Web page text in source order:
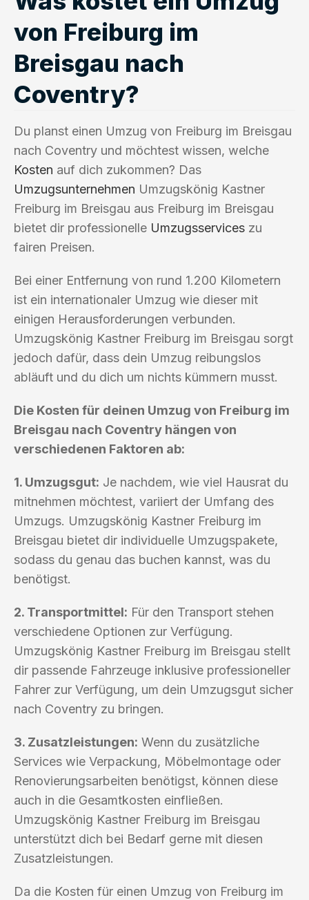
von Freiburg im
Breisgau nach
Coventry?
Du planst einen Umzug von Freiburg im Breisgau
nach Coventry und möchtest wissen, welche
Kosten auf dich zukommen? Das
Umzugsunternehmen Umzugskönig Kastner
Freiburg im Breisgau aus Freiburg im Breisgau
bietet dir professionelle Umzugsservices zu
fairen Preisen.
Bei einer Entfernung von rund 1.200 Kilometern
ist ein internationaler Umzug wie dieser mit
einigen Herausforderungen verbunden.
Umzugskönig Kastner Freiburg im Breisgau sorgt
jedoch dafür, dass dein Umzug reibungslos
abläuft und du dich um nichts kümmern musst.
Die Kosten für deinen Umzug von Freiburg im
Breisgau nach Coventry hängen von
verschiedenen Faktoren ab:
1. Umzugsgut: Je nachdem, wie viel Hausrat du
mitnehmen möchtest, variiert der Umfang des
Umzugs. Umzugskönig Kastner Freiburg im
Breisgau bietet dir individuelle Umzugspakete,
sodass du genau das buchen kannst, was du
benötigst.
2. Transportmittel: Für den Transport stehen
verschiedene Optionen zur Verfügung.
Umzugskönig Kastner Freiburg im Breisgau stellt
dir passende Fahrzeuge inklusive professioneller
Fahrer zur Verfügung, um dein Umzugsgut sicher
nach Coventry zu bringen.
3. Zusatzleistungen: Wenn du zusätzliche
Services wie Verpackung, Möbelmontage oder
Renovierungsarbeiten benötigst, können diese
auch in die Gesamtkosten einfließen.
Umzugskönig Kastner Freiburg im Breisgau
unterstützt dich bei Bedarf gerne mit diesen
Zusatzleistungen.
Da die Kosten für einen Umzug von Freiburg im